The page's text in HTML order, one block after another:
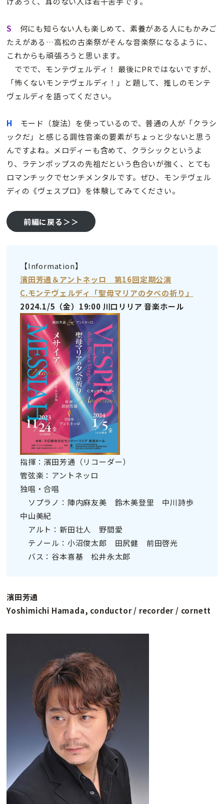
S 何にも知らない人も楽しめて、素養がある人にもかみご
たえがある…高松の古楽祭がそんな音楽祭になるように、
これからも頑張ろうと思います。
ででで、モンテヴェルディ！ 最後にPRではないですが、
「怖くないモンテヴェルディ！」と題して、推しのモンテ
ヴェルディを語ってください。
H モード（旋法）を使っているので、普通の人が「クラシ
ックだ」と感じる調性音楽の要素がちょっと少ないと思う
んですよね。メロディーも含めて、クラシックというよ
り、ラテンポップスの先祖だという色合いが強く、とても
ロマンチックでセンチメンタルです。ぜひ、モンテヴェル
ディの 《ヴェスプロ》を体験してみてください。
前編に戻る＞＞
【Information】
濱田芳通＆アントネッロ 第16回定期公演
C.モンテヴェルディ「聖母マリアの夕べの祈り」
2024.1/5（金）19:00 川口リリア 音楽ホール
指揮：濱田芳通（リコーダー）
管弦楽：アントネッロ
独唱・合唱
ソプラノ：陣内麻友美 鈴木美登里 中川詩歩
中山美紀
アルト：新田壮人 野間愛
テノール：小沼俊太郎 田尻健 前田啓光
バス：谷本喜基 松井永太郎
濱田芳通
Yoshimichi Hamada, conductor / recorder / cornett